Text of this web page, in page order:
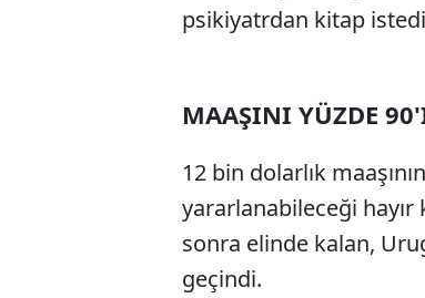
psikiyatrdan kitap
MAAŞINI YÜZDE
12 bin dolarlık
yararlanabileceği hayır
sonra elinde kalan,
geçindi.